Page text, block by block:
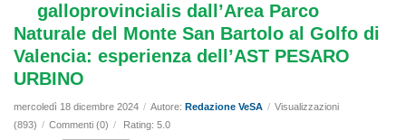
galloprovincialis dall’Area Parco
Naturale del Monte San Bartolo al Golfo di
Valencia: esperienza dell’AST PESARO
URBINO
mercoledì 18 dicembre 2024 / Autore: Redazione VeSA / Visualizzazioni
(893) / Commenti (0) / Rating: 5.0